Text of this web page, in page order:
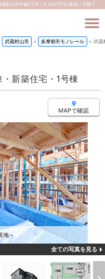
武蔵村山市 > 多摩都市モノレール > 武蔵
新築住宅・1号棟
MAPで確認
地 -
全ての写真を見る